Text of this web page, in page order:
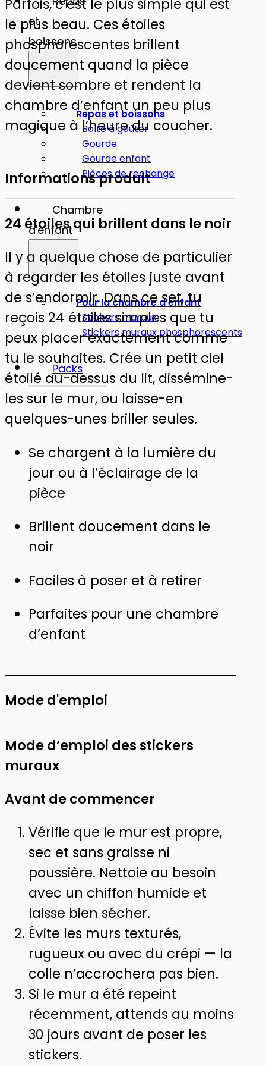
et
boissons
Repas et boissons
Boîte à goûter
Gourde
Gourde enfant
Pièces de rechange
Chambre
d'enfant
Pour la chambre d'enfant
Stickers muraux
Stickers muraux phosphorescents
Packs
:
Étoiles
Parfois, c’est le plus simple qui est
le plus beau. Ces étoiles
phosphorescentes brillent
doucement quand la pièce
devient sombre et rendent la
chambre d’enfant un peu plus
magique à l’heure du coucher.
Informations produit
24 étoiles qui brillent dans le noir
Il y a quelque chose de particulier
à regarder les étoiles juste avant
de s’endormir. Dans ce set, tu
reçois 24 étoiles simples que tu
peux placer exactement comme
tu le souhaites. Crée un petit ciel
étoilé au-dessus du lit, dissémine-
les sur le mur, ou laisse-en
quelques-unes briller seules.
Se chargent à la lumière du
jour ou à l’éclairage de la
pièce
Brillent doucement dans le
noir
Faciles à poser et à retirer
Parfaites pour une chambre
d’enfant
Mode d'emploi
Mode d’emploi des stickers
muraux
Avant de commencer
Vérifie que le mur est propre,
sec et sans graisse ni
poussière. Nettoie au besoin
avec un chiffon humide et
laisse bien sécher.
Évite les murs texturés,
rugueux ou avec du crépi — la
colle n’accrochera pas bien.
Si le mur a été repeint
récemment, attends au moins
30 jours avant de poser les
stickers.